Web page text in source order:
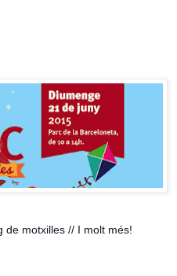
de motxilles // I molt més!